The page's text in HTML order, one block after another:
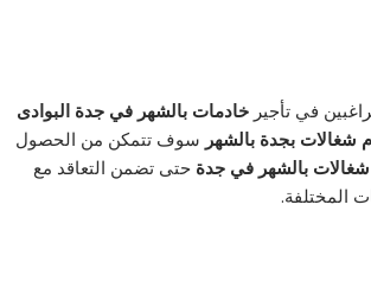
في تأجير خادمات بالشهر في جدة البوادى
شغالات بجدة بالشهر سوف تتمكن من الحصول
شغالات بالشهر في جدة حتى تضمن التعاقد مع
المختلفة.